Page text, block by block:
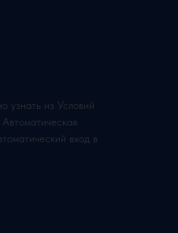
узнать из Условий
вход в